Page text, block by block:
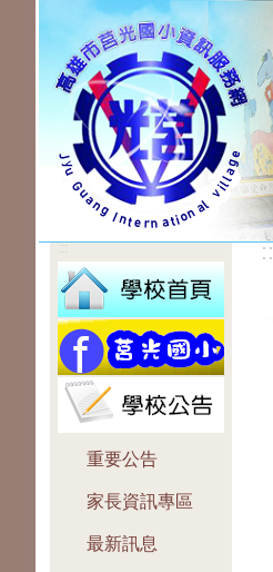
:::
重要公告
家長資訊專區
最新訊息